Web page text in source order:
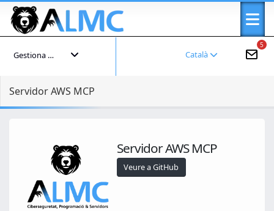
5
Català
Gestiona el teu compte
Servidor AWS MCP
Servidor AWS MCP
Veure a GitHub